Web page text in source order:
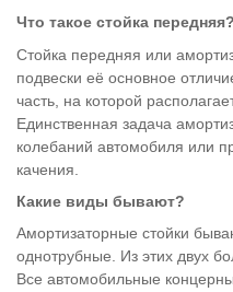
Что такое стойка передняя?
Стойка передняя или
подвески её основное
часть, на которой
Единственная задача
колебаний автомобиля или
качения.
Какие виды бывают?
Амортизаторные стойки
однотрубные. Из этих двух
Все автомобильные